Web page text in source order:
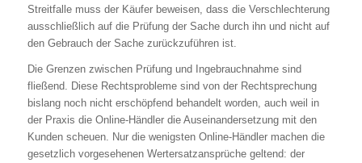
Streitfalle muss der Käufer beweisen, dass die Verschlechterung
ausschließlich auf die Prüfung der Sache durch ihn und nicht auf
den Gebrauch der Sache zurückzuführen ist.
Die Grenzen zwischen Prüfung und Ingebrauchnahme sind
fließend. Diese Rechtsprobleme sind von der Rechtsprechung
bislang noch nicht erschöpfend behandelt worden, auch weil in
der Praxis die Online-Händler die Auseinandersetzung mit den
Kunden scheuen. Nur die wenigsten Online-Händler machen die
gesetzlich vorgesehenen Wertersatzansprüche geltend: der